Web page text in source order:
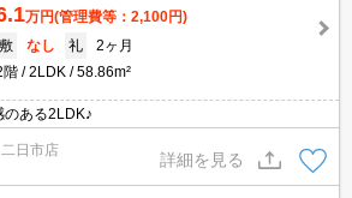
万円(管理費等：2,100円)
敷
なし 礼
2ヶ月
階
2LDK 58.86m²
のある2LDK♪
日市店
詳細を見る